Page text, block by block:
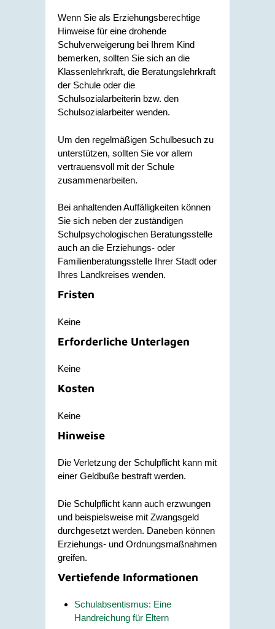
Wenn Sie als Erziehungsberechtige
Hinweise für eine drohende
Schulverweigerung bei Ihrem Kind
bemerken, sollten Sie sich an die
Klassenlehrkraft, die Beratungslehrkraft
der Schule oder die
Schulsozialarbeiterin bzw. den
Schulsozialarbeiter wenden.
Um den regelmäßigen Schulbesuch zu
unterstützen, sollten Sie vor allem
vertrauensvoll mit der Schule
zusammenarbeiten.
Bei anhaltenden Auffälligkeiten können
Sie sich neben der zuständigen
Schulpsychologischen Beratungsstelle
auch an die Erziehungs- oder
Familienberatungsstelle Ihrer Stadt oder
Ihres Landkreises wenden.
Fristen
Keine
Erforderliche Unterlagen
Keine
Kosten
Keine
Hinweise
Die Verletzung der Schulpflicht kann mit
einer Geldbuße bestraft werden.
Die Schulpflicht kann auch erzwungen
und beispielsweise mit Zwangsgeld
durchgesetzt werden. Daneben können
Erziehungs- und Ordnungsmaßnahmen
greifen.
Vertiefende Informationen
Schulabsentismus: Eine
Handreichung für Eltern